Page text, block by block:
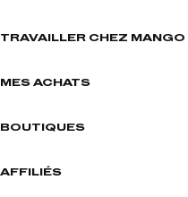
TRAVAILLER CHEZ MANGO
MES ACHATS
BOUTIQUES
AFFILIÉS